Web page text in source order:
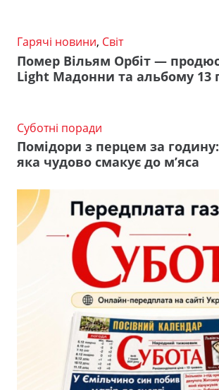
Гарячі новини, Світ
Помер Вільям Орбіт —
Light Мадонни та альбому 13
Суботні поради
Помідори з перцем за
яка чудово смакує до м’яса